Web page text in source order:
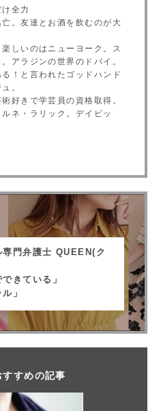
全力
亡。友達とお酒を飲むのが大
楽しいのはニューヨーク。ス
アラジンの世界のドバイ。
る！と言われたゴッドハンド
。
好きで学芸員の資格取得。
ネ・ラリック。デイビッ
専門弁護士 QUEEN(ク
きている」
」
すめの記事